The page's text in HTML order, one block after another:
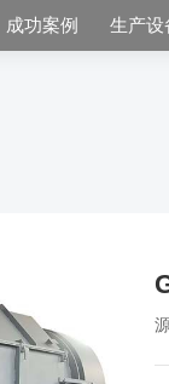
成功案例 生产设